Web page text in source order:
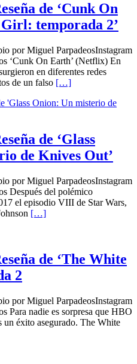
de ‘Cunk On
Girl: temporada 2’
por Miguel ParpadeosInstagram
‘Cunk On Earth’ (Netflix) En
en diferentes redes
de un falso […]
de ‘Glass
de Knives Out’
por Miguel ParpadeosInstagram
Después del polémico
el episodio VIII de Star Wars,
[…]
de ‘The White
2
por Miguel ParpadeosInstagram
Para nadie es sorpresa que HBO
un éxito asegurado. The White